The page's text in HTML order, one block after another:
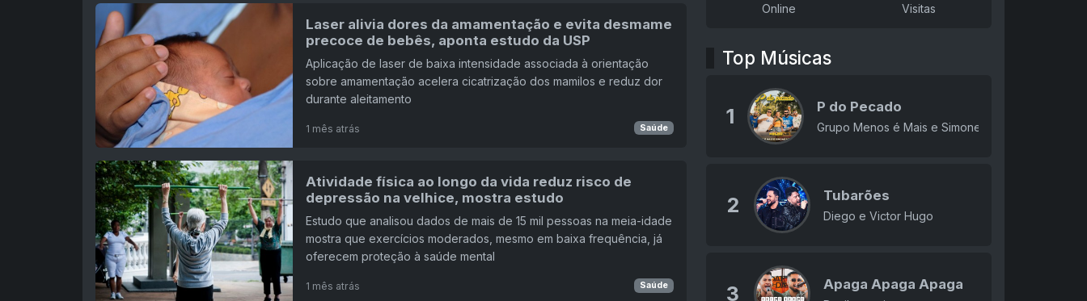
Laser alivia dores da amamentação e evita desmame
precoce de bebês, aponta estudo da USP
Aplicação de laser de baixa intensidade associada à orientação
sobre amamentação acelera cicatrização dos mamilos e reduz dor
durante aleitamento
1 mês atrás Saúde
Atividade física ao longo da vida reduz risco de
depressão na velhice, mostra estudo
Estudo que analisou dados de mais de 15 mil pessoas na meia-idade
mostra que exercícios moderados, mesmo em baixa frequência, já
oferecem proteção à saúde mental
1 mês atrás Saúde
Online Visitas
Top Músicas
1 P do Pecado
Grupo Menos é Mais e Simone Mendes
2 Tubarões
Diego e Victor Hugo
3 Apaga Apaga Apaga